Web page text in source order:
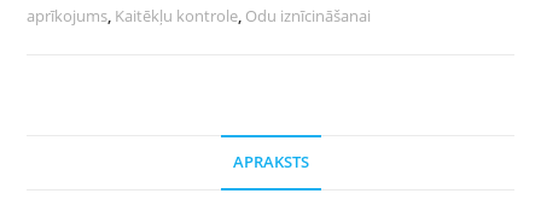
aprīkojums, Kaitēkļu kontrole, Odu iznīcināšanai
APRAKSTS